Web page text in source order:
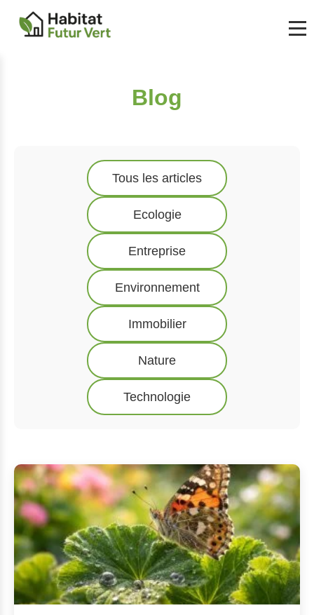
Blog
Tous les articles
Ecologie
Entreprise
Environnement
Immobilier
Nature
Technologie